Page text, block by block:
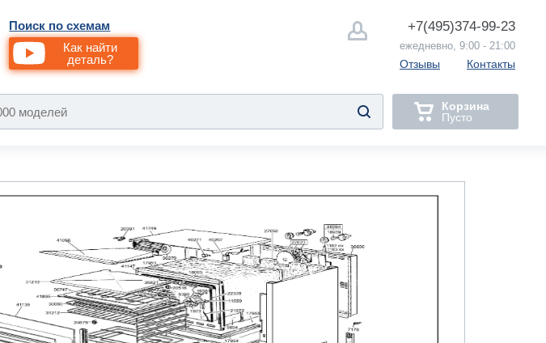
Поиск по схемам
Как найти
деталь?
+7(495)374-99-23
ежедневно, 9:00 - 21:00
Отзывы Контакты
Корзина
Пусто